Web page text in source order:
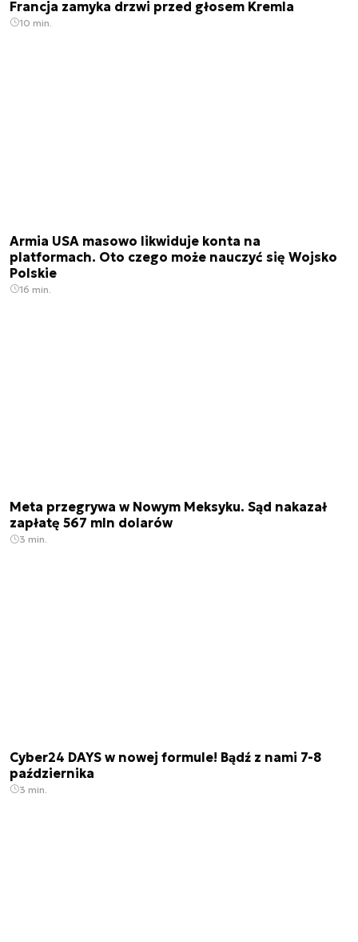
Francja zamyka drzwi przed głosem Kremla
10 min.
Armia USA masowo likwiduje konta na
platformach. Oto czego może nauczyć się Wojsko
Polskie
16 min.
Meta przegrywa w Nowym Meksyku. Sąd nakazał
zapłatę 567 mln dolarów
3 min.
Cyber24 DAYS w nowej formule! Bądź z nami 7-8
października
3 min.